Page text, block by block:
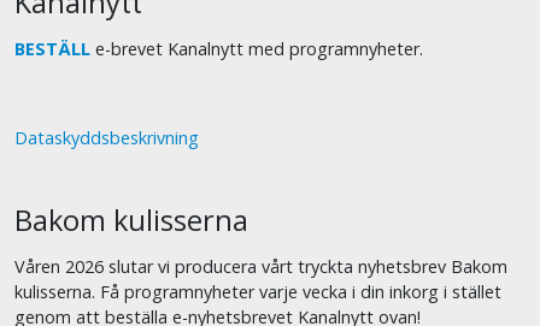
BESTÄLL e-brevet Kanalnytt med programnyheter.
Dataskyddsbeskrivning
Bakom kulisserna
Våren 2026 slutar vi producera vårt tryckta nyhetsbrev Bakom
kulisserna. Få programnyheter varje vecka i din inkorg i stället
genom att beställa e-nyhetsbrevet Kanalnytt ovan!